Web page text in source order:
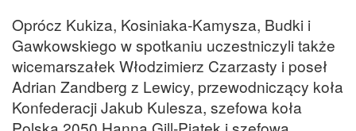
Oprócz Kukiza, Kosiniaka-Kamysza, Budki i
Gawkowskiego w spotkaniu uczestniczyli także
wicemarszałek Włodzimierz Czarzasty i poseł
Adrian Zandberg z Lewicy, przewodniczący koła
Konfederacji Jakub Kulesza, szefowa koła